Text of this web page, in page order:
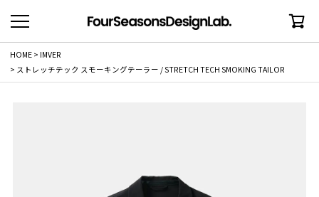
HOME
IMVER
ストレッチテック スモーキングテーラー / STRETCH TECH SMOKING TAILOR